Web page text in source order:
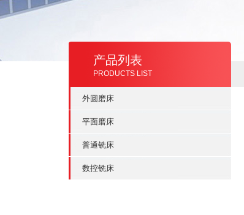
产品列表
PRODUCTS LIST
外圆磨床
平面磨床
普通铣床
数控铣床